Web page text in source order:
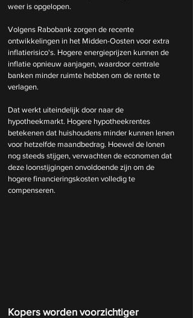
weer is opgelopen.
Volgens Rabobank zorgen de recente
ontwikkelingen in het Midden-Oosten voor extra
inflatierisico's. Hogere energieprijzen kunnen de
inflatie opnieuw aanjagen, waardoor centrale
banken minder ruimte hebben om de rente te
verlagen.
Dat werkt uiteindelijk door naar de
hypotheekmarkt. Hogere hypotheekrentes
betekenen dat huishoudens minder kunnen lenen
voor hetzelfde maandbedrag. Hoewel de lonen
nog steeds stijgen, verwachten de economen dat
deze loonstijgingen onvoldoende zijn om de
hogere financieringskosten volledig te
compenseren.
Kopers worden voorzichtiger